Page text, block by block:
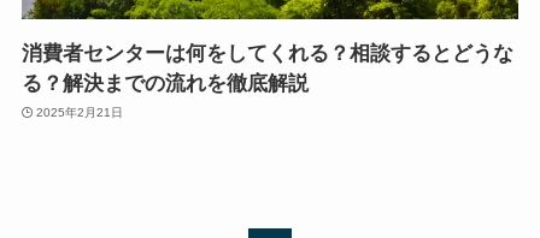
消費者センターは何をしてくれる？相談するとどうな
る？解決までの流れを徹底解説
2025年2月21日